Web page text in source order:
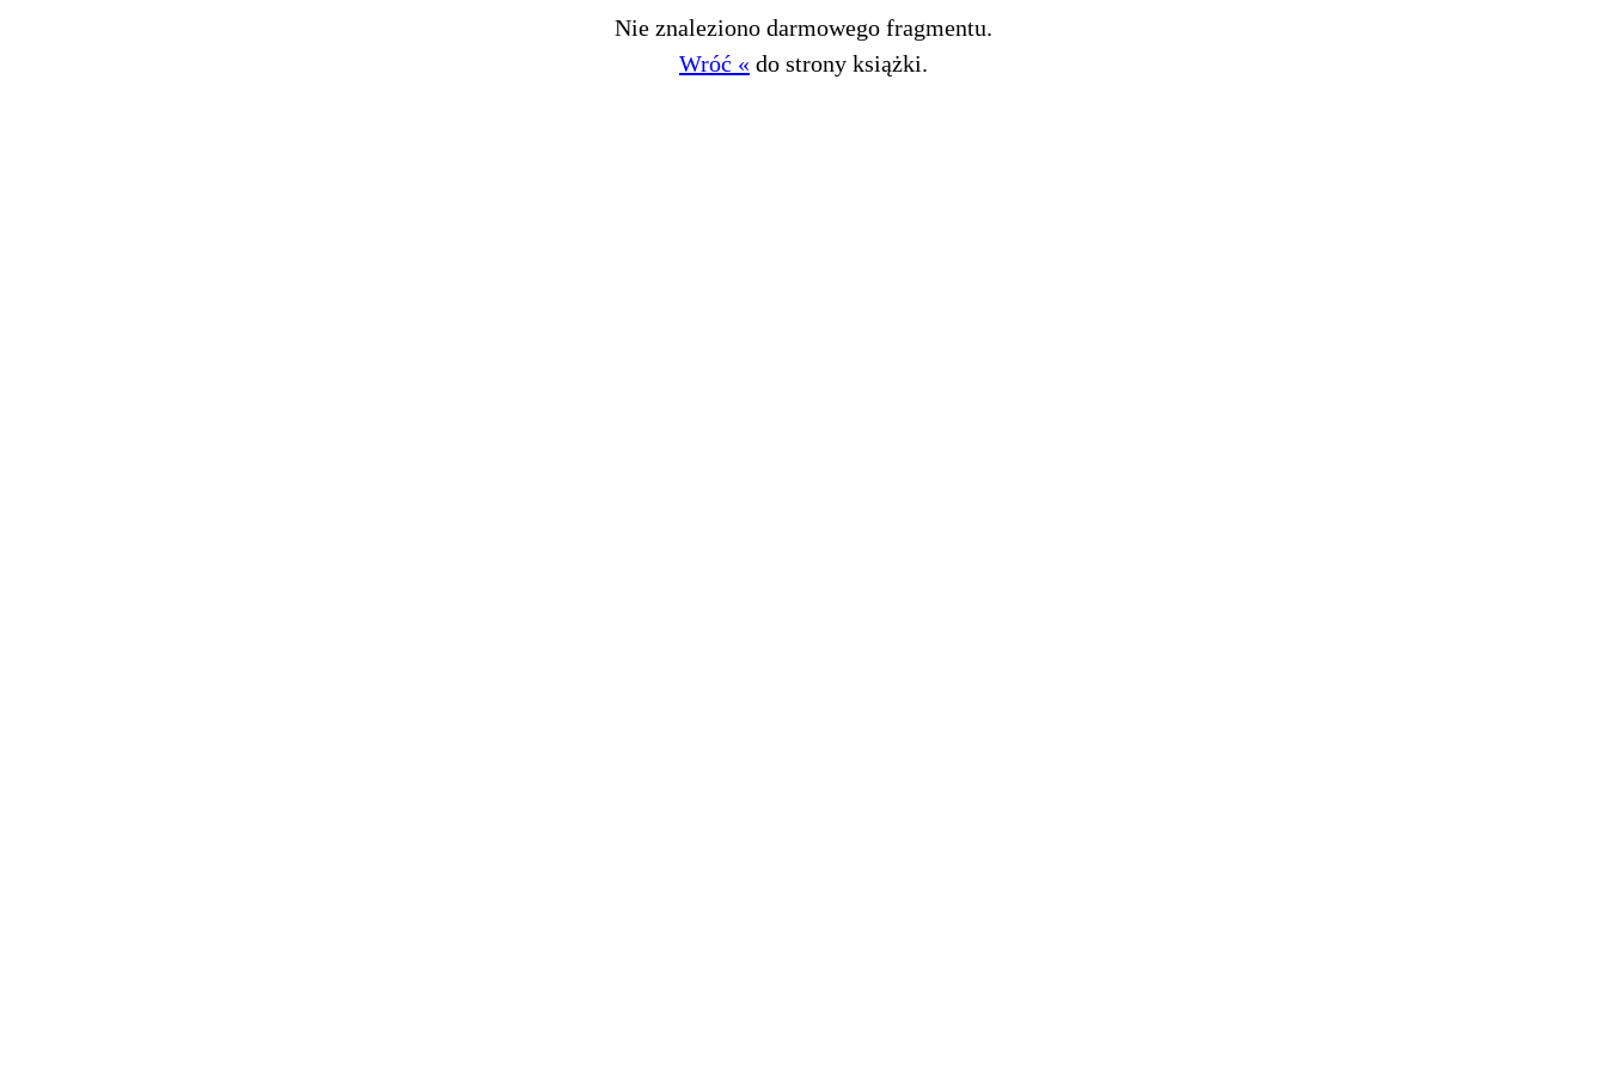
Nie znaleziono darmowego fragmentu.
Wróć « do strony książki.